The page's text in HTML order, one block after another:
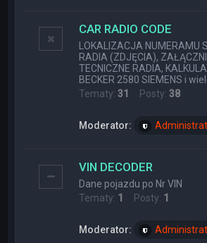
CAR RADIO CODE
LOKALIZACJA NUMERAMU
RADIA (ZDJĘCIA),
TECNICZNE RADIA,
BECKER 2580 SIEMENS i
Tematy:31 Posty:38
Moderator:
VIN DECODER
Dane pojazdu po Nr VIN
Tematy: 1 Posty: 1
Moderator: